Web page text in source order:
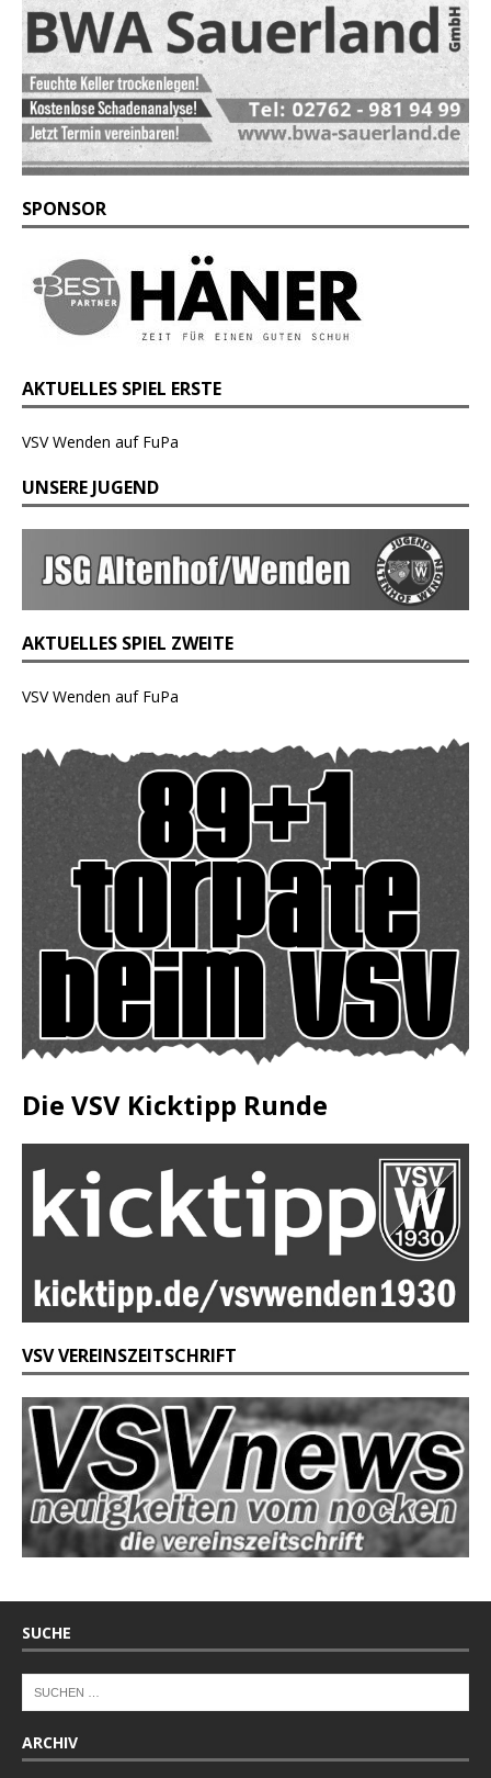
SPONSOR
AKTUELLES SPIEL ERSTE
VSV Wenden auf FuPa
UNSERE JUGEND
AKTUELLES SPIEL ZWEITE
VSV Wenden auf FuPa
Die VSV Kicktipp Runde
VSV VEREINSZEITSCHRIFT
SUCHE
ARCHIV